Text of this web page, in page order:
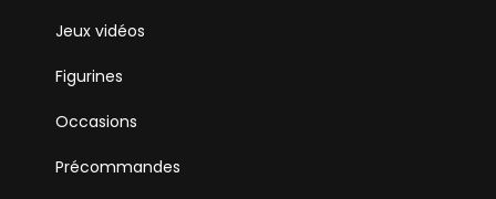
Jeux vidéos
Figurines
Occasions
Précommandes